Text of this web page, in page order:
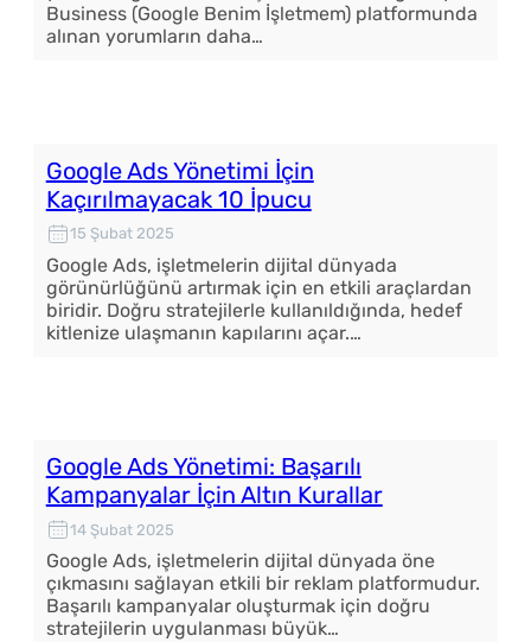
Business (Google Benim İşletmem) platformunda
alınan yorumların daha…
Google Ads Yönetimi İçin
Kaçırılmayacak 10 İpucu
15 Şubat 2025
Google Ads, işletmelerin dijital dünyada
görünürlüğünü artırmak için en etkili araçlardan
biridir. Doğru stratejilerle kullanıldığında, hedef
kitlenize ulaşmanın kapılarını açar.…
Google Ads Yönetimi: Başarılı
Kampanyalar İçin Altın Kurallar
14 Şubat 2025
Google Ads, işletmelerin dijital dünyada öne
çıkmasını sağlayan etkili bir reklam platformudur.
Başarılı kampanyalar oluşturmak için doğru
stratejilerin uygulanması büyük…